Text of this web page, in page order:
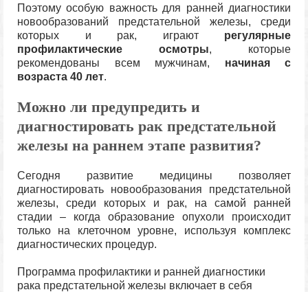
Поэтому особую важность для ранней диагностики
новообразований предстательной железы, среди
которых и рак, играют регулярные
профилактические осмотры, которые
рекомендованы всем мужчинам, начиная с
возраста 40 лет.
Можно ли предупредить и
диагностировать рак предстательной
железы на раннем этапе развития?
Сегодня развитие медицины позволяет
диагностировать новообразования предстательной
железы, среди которых и рак, на самой ранней
стадии – когда образование опухоли происходит
только на клеточном уровне, используя комплекс
диагностических процедур.
Программа профилактики и ранней диагностики
рака предстательной железы включает в себя